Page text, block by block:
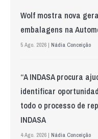
Wolf mostra nova
embalagens na
5 Ago. 2026 | Nádia Conceição
“A INDASA procura
identificar
todo o processo de
INDASA
4 Ago. 2026 | Nádia Conceição